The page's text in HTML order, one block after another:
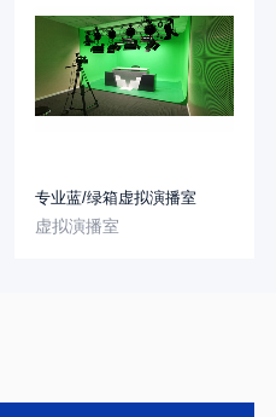
专业蓝/绿箱虚拟演播室
虚拟演播室